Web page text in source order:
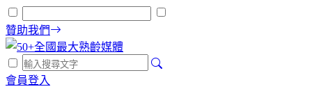
贊助我們
會員登入